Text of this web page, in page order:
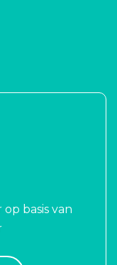
basis van